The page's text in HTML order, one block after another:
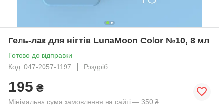
Гель-лак для нігтів LunaMoon Color №10, 8 мл
Готово до відправки
Код: 047-2057-1197
Роздріб
195 ₴
Мінімальна сума замовлення на сайті — 350 ₴